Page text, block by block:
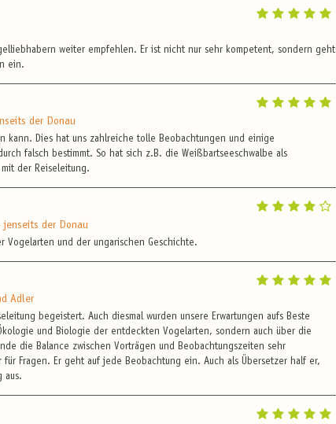
weiter empfehlen. Er ist nicht nur sehr kompetent, sondern geht
ein.
der Donau
kann. Dies hat uns zahlreiche tolle Beobachtungen und einige
falsch bestimmt. So hat sich z.B. die Weißbartseeschwalbe als
der Reiseleitung.
jenseits der Donau
Vogelarten und der ungarischen Geschichte.
Adler
begeistert. Auch diesmal wurden unsere Erwartungen aufs Beste
und Biologie der entdeckten Vogelarten, sondern auch über die
die Balance zwischen Vorträgen und Beobachtungszeiten sehr
Fragen. Er geht auf jede Beobachtung ein. Auch als Übersetzer half er,
aus.